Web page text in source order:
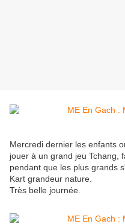
Mercredi dernier les enfants
jouer à un grand jeu Tchang,
pendant que les plus grands
Kart grandeur nature.
Très belle journée.